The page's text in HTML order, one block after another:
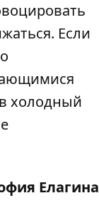
Если
холодный
Елагина